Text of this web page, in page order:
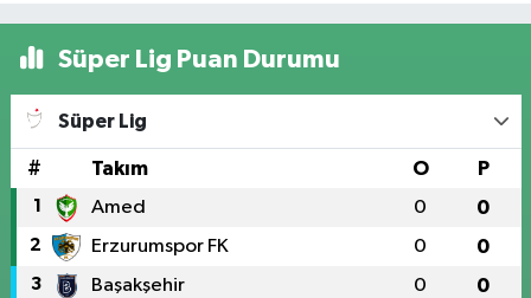
Süper Lig Puan Durumu
Süper Lig
# Takım O P
1 Amed 0 0
2 Erzurumspor FK 0 0
3 Başakşehir 0 0